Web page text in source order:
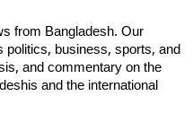
from Bangladesh. Our
business, sports, and
and commentary on the
and the international